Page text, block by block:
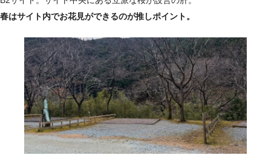
春はサイト内でお花見ができるのが推しポイント。